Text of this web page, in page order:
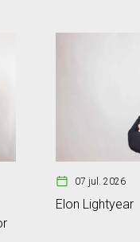
07 jul. 2026
Elon Lightyear